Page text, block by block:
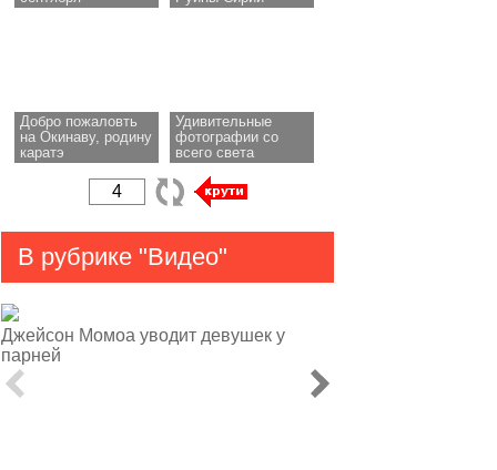
Добро пожаловть
на Окинаву, родину
каратэ
Удивительные
фотографии со
всего света
В рубрике "Видео"
Джейсон Момоа уводит девушек у
парней